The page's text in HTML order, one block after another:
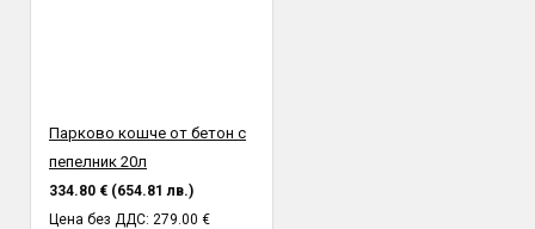
Парково кошче от бетон с
пепелник 20л
334.80 € (654.81 лв.)
Цена без ДДС: 279.00 €